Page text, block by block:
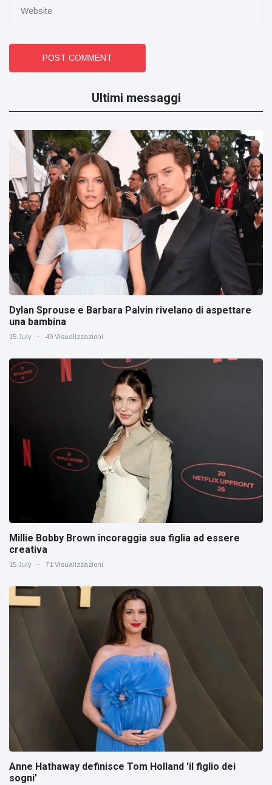
POST COMMENT
Ultimi messaggi
Dylan Sprouse e Barbara Palvin rivelano di aspettare
una bambina
15 July 49 Visualizzazioni
Millie Bobby Brown incoraggia sua figlia ad essere
creativa
15 July 71 Visualizzazioni
Anne Hathaway definisce Tom Holland 'il figlio dei
sogni’